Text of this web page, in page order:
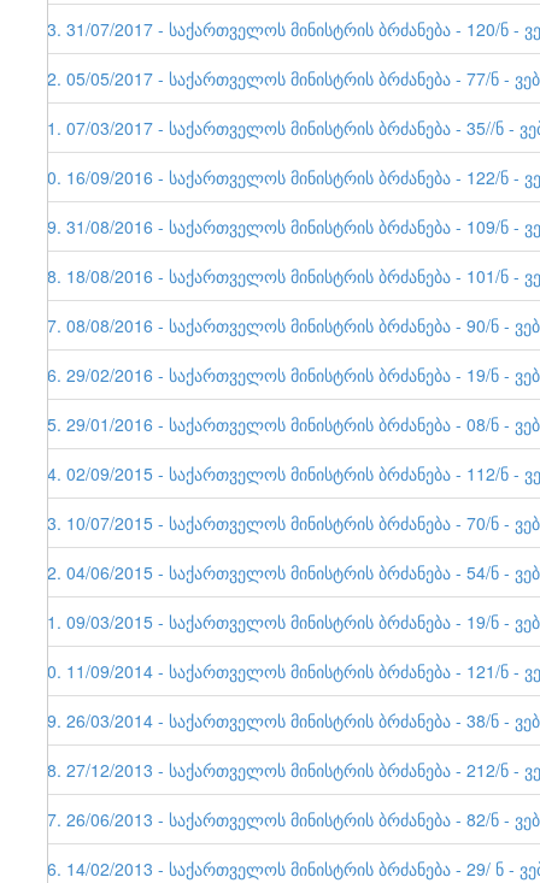
33. 31/07/2017 - საქართველოს მინისტრის ბრძანება - 120/ნ -
32. 05/05/2017 - საქართველოს მინისტრის ბრძანება - 77/ნ -
31. 07/03/2017 - საქართველოს მინისტრის ბრძანება - 35//ნ -
30. 16/09/2016 - საქართველოს მინისტრის ბრძანება - 122/ნ -
29. 31/08/2016 - საქართველოს მინისტრის ბრძანება - 109/ნ -
28. 18/08/2016 - საქართველოს მინისტრის ბრძანება - 101/ნ -
27. 08/08/2016 - საქართველოს მინისტრის ბრძანება - 90/ნ -
26. 29/02/2016 - საქართველოს მინისტრის ბრძანება - 19/ნ -
25. 29/01/2016 - საქართველოს მინისტრის ბრძანება - 08/ნ -
24. 02/09/2015 - საქართველოს მინისტრის ბრძანება - 112/ნ -
23. 10/07/2015 - საქართველოს მინისტრის ბრძანება - 70/ნ -
22. 04/06/2015 - საქართველოს მინისტრის ბრძანება - 54/ნ -
21. 09/03/2015 - საქართველოს მინისტრის ბრძანება - 19/ნ -
20. 11/09/2014 - საქართველოს მინისტრის ბრძანება - 121/ნ -
19. 26/03/2014 - საქართველოს მინისტრის ბრძანება - 38/ნ -
18. 27/12/2013 - საქართველოს მინისტრის ბრძანება - 212/ნ -
17. 26/06/2013 - საქართველოს მინისტრის ბრძანება - 82/ნ -
16. 14/02/2013 - საქართველოს მინისტრის ბრძანება - 29/ ნ -